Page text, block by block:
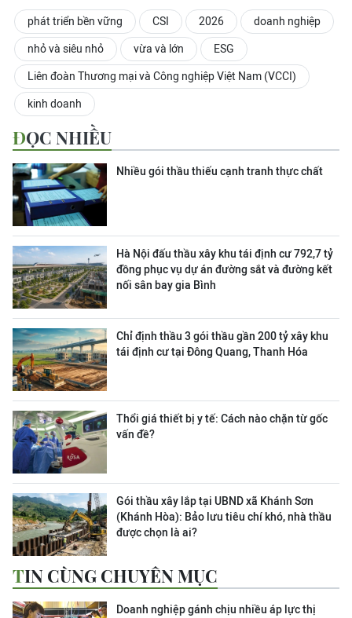
phát triển bền vững CSI 2026 doanh nghiệp
nhỏ và siêu nhỏ vừa và lớn ESG
Liên đoàn Thương mại và Công nghiệp Việt Nam (VCCI)
kinh doanh
ĐỌC NHIỀU
Nhiều gói thầu thiếu cạnh tranh thực chất
Hà Nội đấu thầu xây khu tái định cư 792,7 tỷ
đồng phục vụ dự án đường sắt và đường kết
nối sân bay gia Bình
Chỉ định thầu 3 gói thầu gần 200 tỷ xây khu
tái định cư tại Đông Quang, Thanh Hóa
Thổi giá thiết bị y tế: Cách nào chặn từ gốc
vấn đề?
Gói thầu xây lắp tại UBND xã Khánh Sơn
(Khánh Hòa): Bảo lưu tiêu chí khó, nhà thầu
được chọn là ai?
TIN CÙNG CHUYÊN MỤC
Doanh nghiệp gánh chịu nhiều áp lực thị